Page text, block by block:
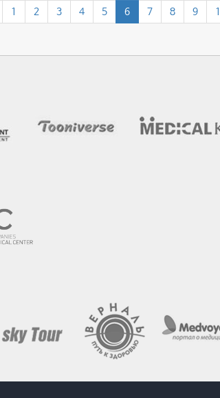
1 2 3 4 5 6 7 8 9